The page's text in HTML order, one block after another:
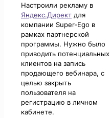
Настроили рекламу в
Яндекс.Директ для
компании Super-Ego в
рамках партнерской
программы. Нужно было
приводить потенциальных
клиентов на запись
продающего вебинара, с
целью закрыть
пользователя на
регистрацию в личном
кабинете.